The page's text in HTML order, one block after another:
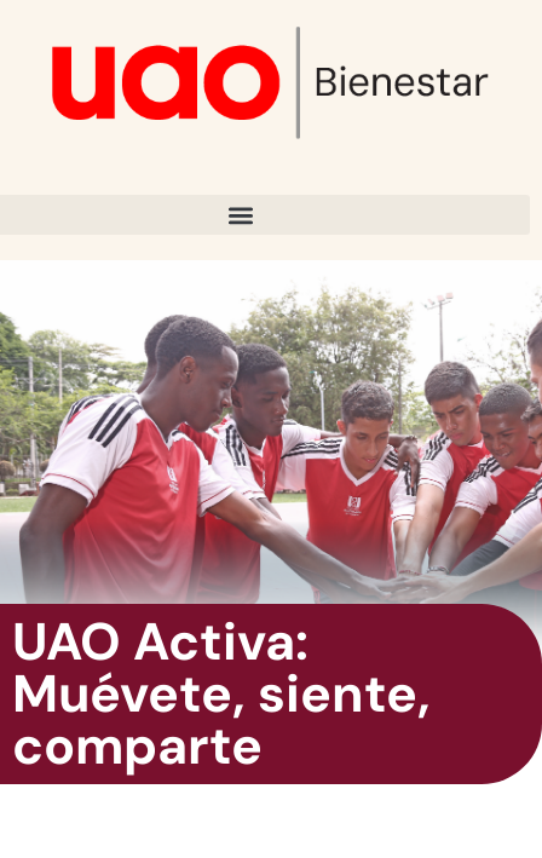
UAO Activa:
Muévete, siente,
comparte